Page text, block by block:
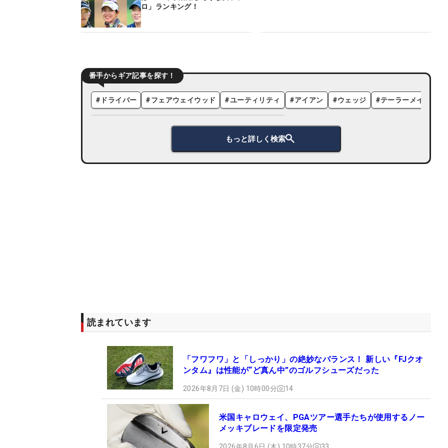
ロ」ランキング！
番手からギア記事を探す！
# ドライバー #フェアウェイウッド #ユーティリティ #アイアン #ウェッジ #テーラーメイド
もっと詳しく検索
読まれています
「フワフワ」と「しっかり」の絶妙なバランス！ 新しい『FJクオ
ンタム』は性能が“ど真ん中”のゴルフシューズだった
2026年8月7日 (金) 10時00分 14
米国キャロウェイ、PGAツアー選手たちが使用するノー
メッキブレードを限定発売